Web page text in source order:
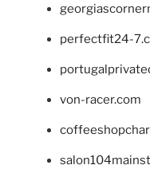
perfectfit24-
von-racer.com